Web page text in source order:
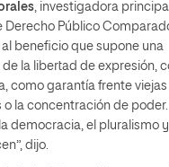
, investigadora
Derecho Público
al beneficio que supone una
la libertad de expresión,
como garantía frente
la concentración de
democracia, el pluralismo
dijo.